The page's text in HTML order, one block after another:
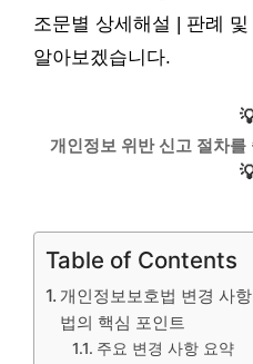
조문별 상세해설 | 판례
알아보겠습니다.
개인정보 위반 신고 절차
Table of Contents
개인정보보호법 변경 사
법의 핵심 포인트
주요 변경 사항 요약